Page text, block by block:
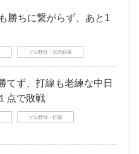
勝ちに繋がらず、あと1
プロ野球・試合結果
てず、打線も老練な中日
点で敗戦
プロ野球・打線